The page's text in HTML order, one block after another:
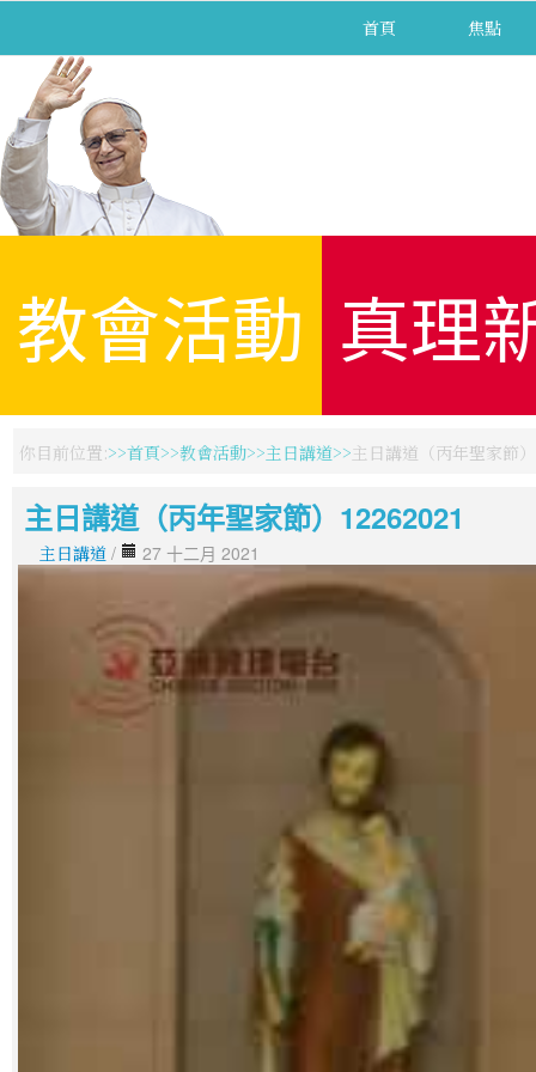
首頁 焦點
教會活動 真理
你目前位置: 首頁 教會活動 主日講道 主日講道（丙年聖家節
主日講道（丙年聖家節）12262021
主日講道 / 27 十二月 2021